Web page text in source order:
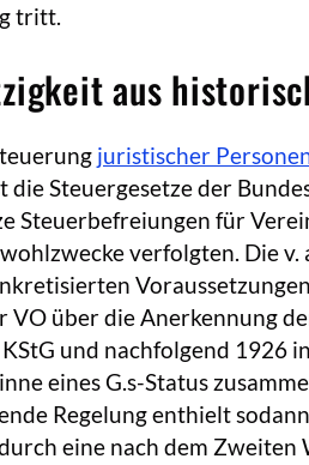
tritt.
aus
juristischer
die Steuergesetze der
Steuerbefreiungen für
verfolgten. Die v.
VO über die Anerkennung
und nachfolgend 1926
eines G.s-Status
Regelung enthielt
eine nach dem Zweiten